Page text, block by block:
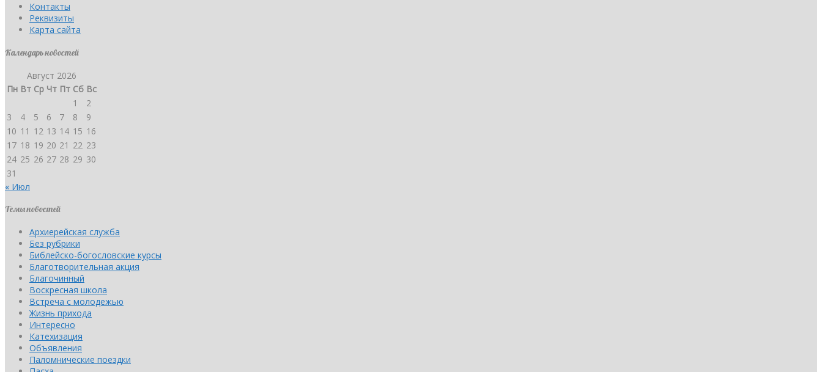
Контакты
Реквизиты
Карта сайта
Календарь новостей
Август 2026
Пн Вт Ср Чт Пт Сб Вс
1
2
3
4 5 6 7 8
9
10 11 12 13 14 15 16
17 18 19 20 21 22 23
24 25 26 27 28 29 30
31
« Июл
Темы новостей
Архиерейская служба
Без рубрики
Библейско-богословские курсы
Благотворительная акция
Благочинный
Воскресная школа
Встреча с молодежью
Жизнь прихода
Интересно
Катехизация
Объявления
Паломнические поездки